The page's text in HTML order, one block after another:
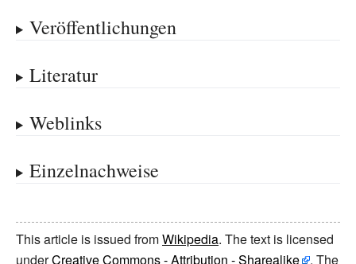
Veröffentlichungen
Literatur
Weblinks
Einzelnachweise
This article is issued fromWikipedia. The text is licensed
underCreative Commons - Attribution - Sharealike
. The